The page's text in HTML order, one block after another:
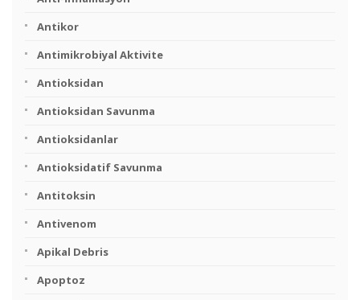
Antikor
Antimikrobiyal Aktivite
Antioksidan
Antioksidan Savunma
Antioksidanlar
Antioksidatif Savunma
Antitoksin
Antivenom
Apikal Debris
Apoptoz